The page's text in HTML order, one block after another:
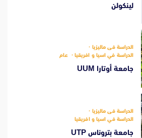
لينكولن
الدراسة فى ماليزيا
الدراسة في اسيا و افريقيا
عام
جامعة أوتارا UUM
الدراسة فى ماليزيا
الدراسة في اسيا و افريقيا
جامعة بتروناس UTP